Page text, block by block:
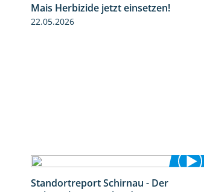
Mais Herbizide jetzt einsetzen!
Standortreport Schirnau - Der